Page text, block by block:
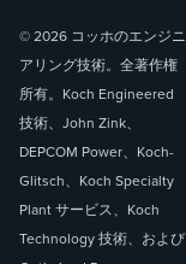
© 2026 コッホのエンジニ
アリング技術。全著作権
所有。Koch Engineered
技術、John Zink、
DEPCOM Power、Koch-
Glitsch、Koch Specialty
Plant サービス、Koch
Technology 技術、および